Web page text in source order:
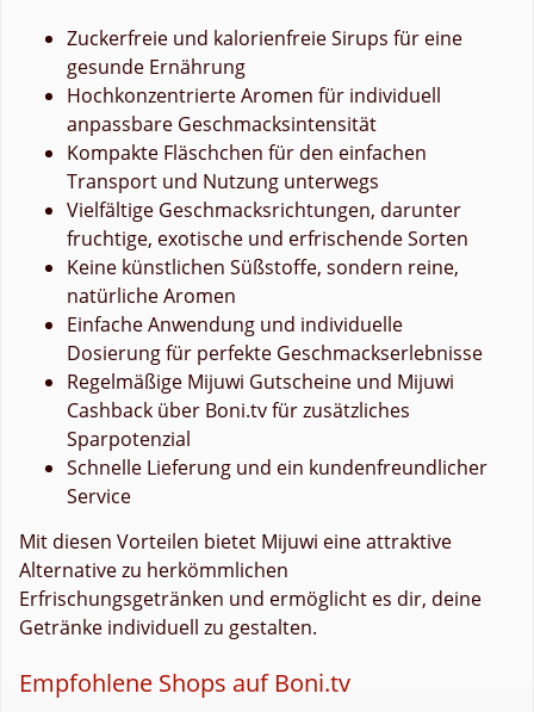
Zuckerfreie und kalorienfreie Sirups für eine
gesunde Ernährung
Hochkonzentrierte Aromen für individuell
anpassbare Geschmacksintensität
Kompakte Fläschchen für den einfachen
Transport und Nutzung unterwegs
Vielfältige Geschmacksrichtungen, darunter
fruchtige, exotische und erfrischende Sorten
Keine künstlichen Süßstoffe, sondern reine,
natürliche Aromen
Einfache Anwendung und individuelle
Dosierung für perfekte Geschmackserlebnisse
Regelmäßige Mijuwi Gutscheine und Mijuwi
Cashback über Boni.tv für zusätzliches
Sparpotenzial
Schnelle Lieferung und ein kundenfreundlicher
Service
Mit diesen Vorteilen bietet Mijuwi eine attraktive
Alternative zu herkömmlichen
Erfrischungsgetränken und ermöglicht es dir, deine
Getränke individuell zu gestalten.
Empfohlene Shops auf Boni.tv